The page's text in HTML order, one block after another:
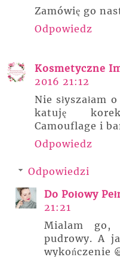
Zamówię go
Odpowiedz
Kosmetyczne
2016 21:12
Nie słyszałam
katuję
Camouflage i
Odpowiedz
Odpowiedzi
Do Połowy
21:21
Mialam
pudrowy. A
wykończenie